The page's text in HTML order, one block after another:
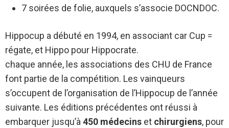
7 soirées de folie, auxquels s’associe DOCNDOC.
Hippocup a débuté en 1994, en associant car Cup =
régate, et Hippo pour Hippocrate.
chaque année, les associations des CHU de France
font partie de la compétition. Les vainqueurs
s’occupent de l’organisation de l’Hippocup de l’année
suivante. Les éditions précédentes ont réussi à
embarquer jusqu’à450 médecins et chirurgiens, pour